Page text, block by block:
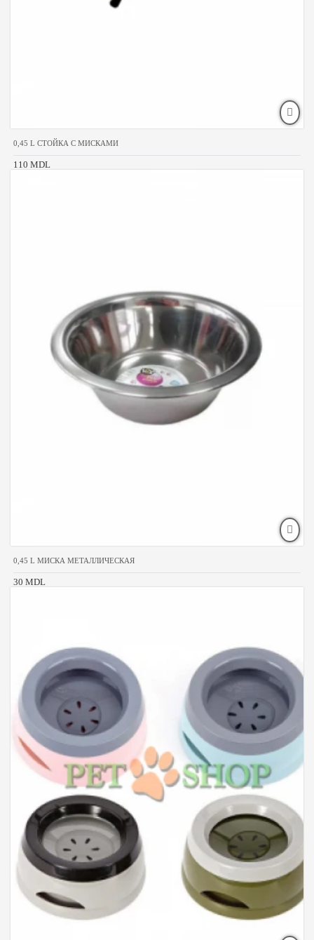
0,45 L СТОЙКА С МИСКАМИ
110 MDL
0,45 L МИСКА МЕТАЛЛИЧЕСКАЯ
30 MDL